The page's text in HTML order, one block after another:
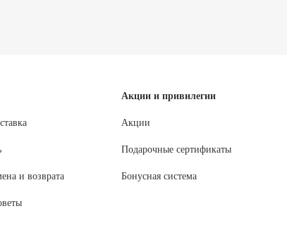
и возврата
Акции и привилегии
Акции
Подарочные сертификаты
Бонусная система